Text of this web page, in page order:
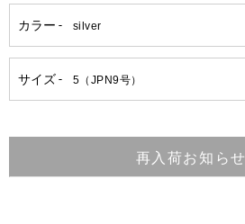
再入荷お知らせ